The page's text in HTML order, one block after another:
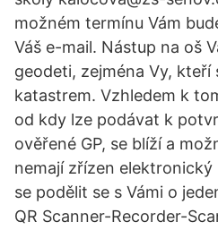
možném termínu Vám
Váš e-mail. Nástup na oš
geodeti, zejména Vy, kteří
katastrem. Vzhledem k
od kdy lze podávat k
ověřené GP, se blíží a
nemají zřízen
se podělit se s Vámi o
QR Scanner-Recorder-